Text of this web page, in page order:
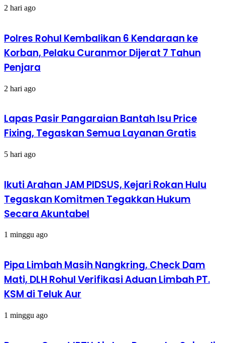
2 hari ago
Polres Rohul Kembalikan 6 Kendaraan ke
Korban, Pelaku Curanmor Dijerat 7 Tahun
Penjara
2 hari ago
Lapas Pasir Pangaraian Bantah Isu Price
Fixing, Tegaskan Semua Layanan Gratis
5 hari ago
Ikuti Arahan JAM PIDSUS, Kejari Rokan Hulu
Tegaskan Komitmen Tegakkan Hukum
Secara Akuntabel
1 minggu ago
Pipa Limbah Masih Nangkring, Check Dam
Mati, DLH Rohul Verifikasi Aduan Limbah PT.
KSM di Teluk Aur
1 minggu ago